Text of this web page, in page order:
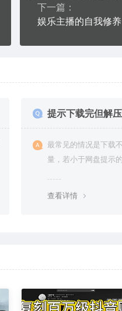
下一篇：
提示下载完但解
最常见的情况是下载
量，若小于网盘提示
查看详情